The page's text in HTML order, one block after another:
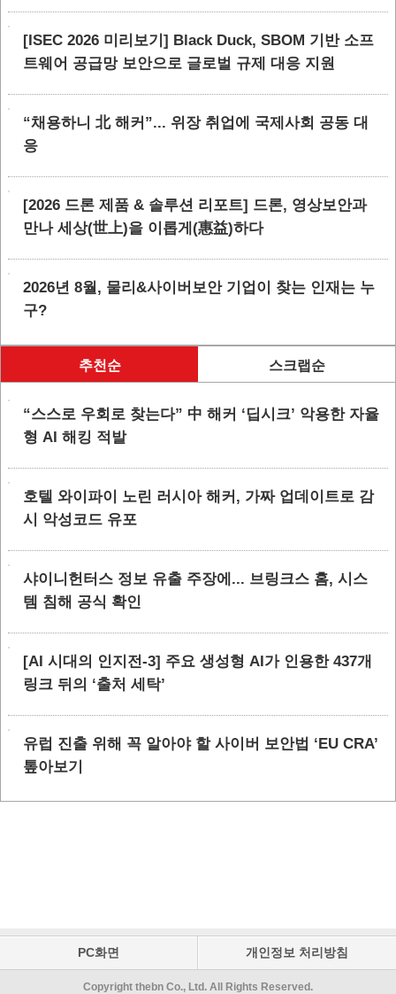
[ISEC 2026 미리보기] Black Duck, SBOM 기반 소프
트웨어 공급망 보안으로 글로벌 규제 대응 지원
“채용하니 北 해커”... 위장 취업에 국제사회 공동 대
응
[2026 드론 제품 & 솔루션 리포트] 드론, 영상보안과
만나 세상(世上)을 이롭게(惠益)하다
2026년 8월, 물리&사이버보안 기업이 찾는 인재는 누
구?
추천순 스크랩순
“스스로 우회로 찾는다” 中 해커 ‘딥시크’ 악용한 자율
형 AI 해킹 적발
호텔 와이파이 노린 러시아 해커, 가짜 업데이트로 감
시 악성코드 유포
샤이니헌터스 정보 유출 주장에... 브링크스 홈, 시스
템 침해 공식 확인
[AI 시대의 인지전-3] 주요 생성형 AI가 인용한 437개
링크 뒤의 ‘출처 세탁’
유럽 진출 위해 꼭 알아야 할 사이버 보안법 ‘EU CRA’
톺아보기
PC화면 개인정보 처리방침
Copyright thebn Co., Ltd. All Rights Reserved.